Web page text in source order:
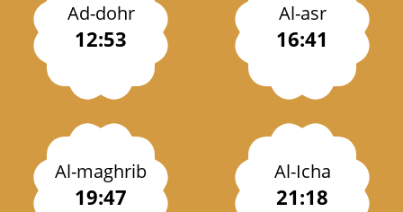
Ad-dohr
12:53
Al-asr
16:41
Al-maghrib
19:47
Al-Icha
21:18